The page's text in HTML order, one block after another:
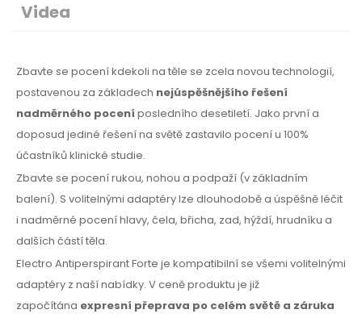
Videa
Zbavte se pocení kdekoli na těle se zcela novou technologií,
postavenou za základech nejúspěšnějšího řešení
nadměrného pocení posledního desetiletí. Jako první a
doposud jediné řešení na světě zastavilo pocení u 100%
účastníků klinické studie.
Zbavte se pocení rukou, nohou a podpaží (v základním
balení). S volitelnými adaptéry lze dlouhodobě a úspěšně léčit
i nadměrné pocení hlavy, čela, břicha, zad, hýždí, hrudníku a
dalších částí těla.
Electro Antiperspirant Forte je kompatibilní se všemi volitelnými
adaptéry z naší nabídky. V ceně produktu je již
započítána expresní přeprava po celém světě a záruka